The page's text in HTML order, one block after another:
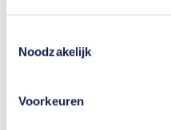
Noodzakelijk
Voorkeuren
ook Bram, Boris en
om een plek af te